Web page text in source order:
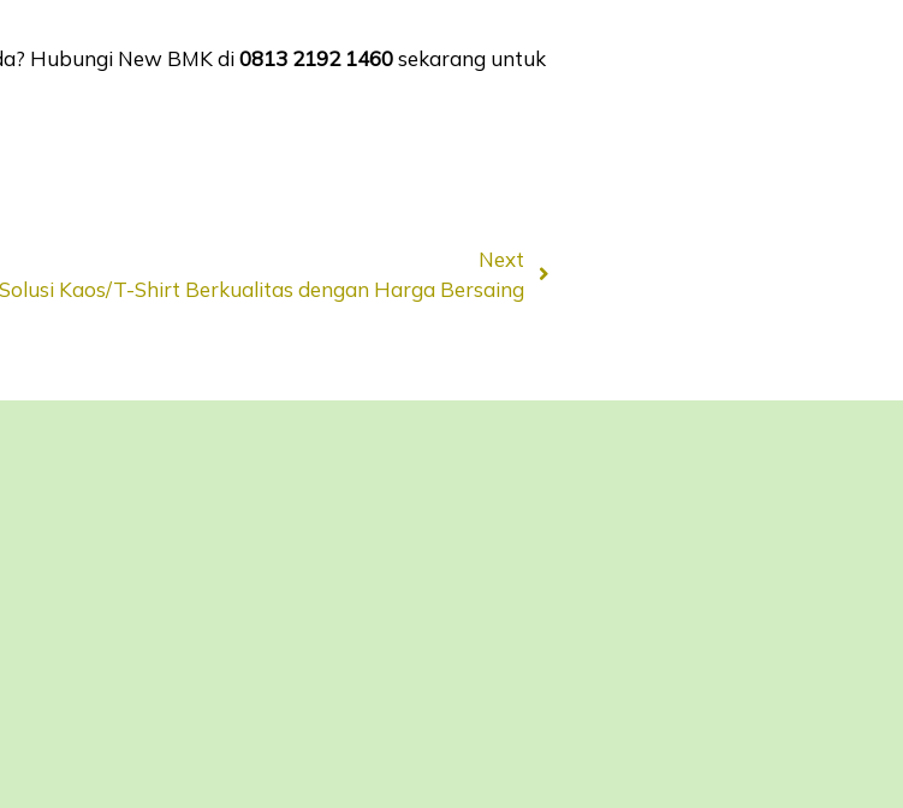
Hubungi New BMK di0813 2192 1460sekarang untuk
Next
Solusi Kaos/T-Shirt Berkualitas dengan Harga Bersaing